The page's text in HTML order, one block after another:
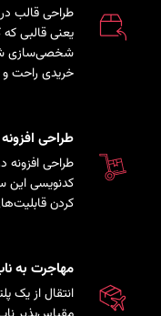
طراحی قالب
یعنی قالبی
شخصی‌سازی
خریدی راحت و
طراحی
طراحی افزونه
کدنویسی این
کردن
مهاجرت به
انتقال از یک